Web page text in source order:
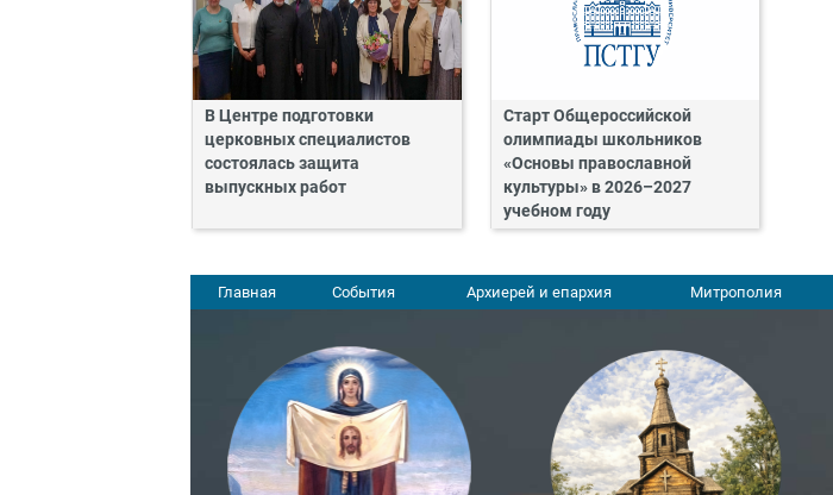
В Центре подготовки
церковных специалистов
состоялась защита
выпускных работ
Старт Общероссийской
олимпиады школьников
«Основы православной
культуры» в 2026–2027
учебном году
Главная События Архиерей и епархия Митрополия